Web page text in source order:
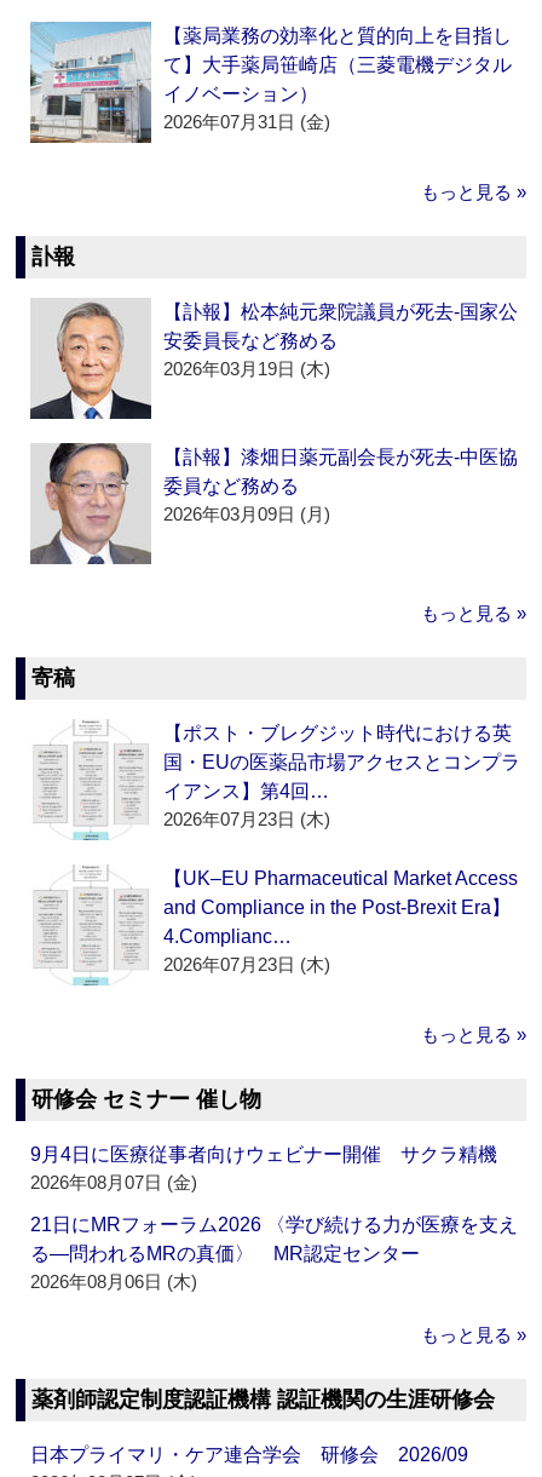
【薬局業務の効率化と質的向上を目指し
て】大手薬局笹崎店（三菱電機デジタル
イノベーション）
2026年07月31日 (金)
もっと見る »
訃報
【訃報】松本純元衆院議員が死去‐国家公
安委員長など務める
2026年03月19日 (木)
【訃報】漆畑日薬元副会長が死去‐中医協
委員など務める
2026年03月09日 (月)
もっと見る »
寄稿
【ポスト・ブレグジット時代における英
国・EUの医薬品市場アクセスとコンプラ
イアンス】第4回…
2026年07月23日 (木)
【UK–EU Pharmaceutical Market Access
and Compliance in the Post-Brexit Era】
4.Complianc…
2026年07月23日 (木)
もっと見る »
研修会 セミナー 催し物
9月4日に医療従事者向けウェビナー開催 サクラ精機
2026年08月07日 (金)
21日にMRフォーラム2026 〈学び続ける力が医療を支え
る―問われるMRの真価〉 MR認定センター
2026年08月06日 (木)
もっと見る »
薬剤師認定制度認証機構 認証機関の生涯研修会
日本プライマリ・ケア連合学会 研修会 2026/09